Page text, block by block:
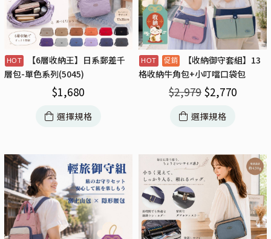
【6層收納王】日系郵差千
層包-單色系列(5045)
$1,680
選擇規格
【收納御守套組】13
格收納牛角包+小叮噹口袋包
$2,979 $2,770
選擇規格